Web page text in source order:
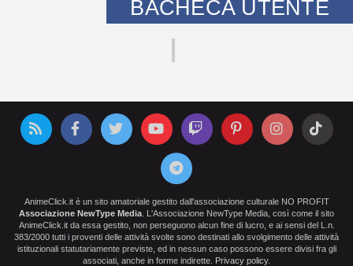
BACHECA UTENTE
AnimeClick.it è un sito amatoriale gestito dall'associazione culturale NO PROFIT
Associazione NewType Media . L'Associazione NewType Media, così come il sito
AnimeClick.it da essa gestito, non perseguono alcun fine di lucro, e ai sensi del L.n.
383/2000 tutti i proventi delle attività svolte sono destinati allo svolgimento delle attività
istituzionali statutariamente previste, ed in nessun caso possono essere divisi fra gli
associati, anche in forme indirette. Privacy policy.